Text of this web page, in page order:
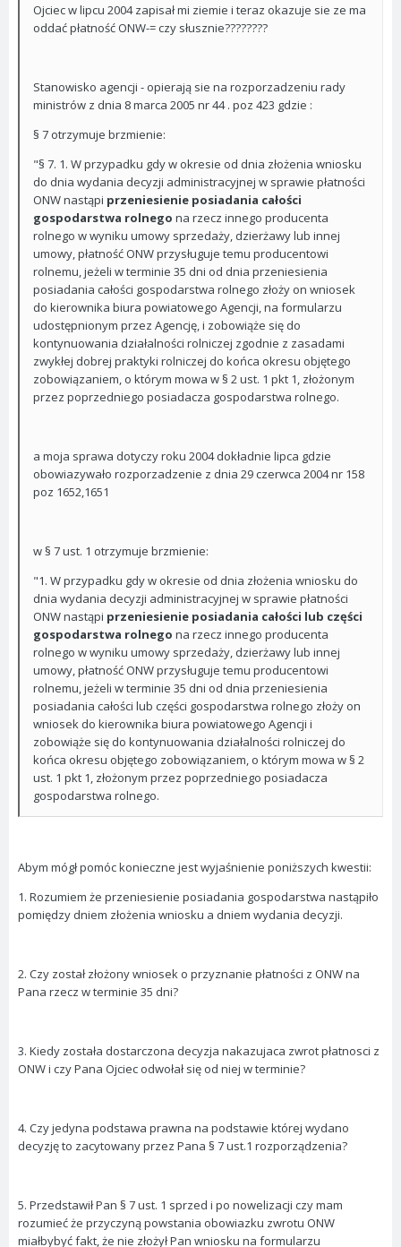
Ojciec w lipcu 2004 zapisał mi ziemie i teraz okazuje sie ze ma
oddać płatność ONW-= czy słusznie????????
Stanowisko agencji - opierają sie na rozporzadzeniu rady
ministrów z dnia 8 marca 2005 nr 44 . poz 423 gdzie :
§ 7 otrzymuje brzmienie:
"§ 7. 1. W przypadku gdy w okresie od dnia złożenia wniosku
do dnia wydania decyzji administracyjnej w sprawie płatności
ONW nastąpi przeniesienie posiadania całości
gospodarstwa rolnego na rzecz innego producenta
rolnego w wyniku umowy sprzedaży, dzierżawy lub innej
umowy, płatność ONW przysługuje temu producentowi
rolnemu, jeżeli w terminie 35 dni od dnia przeniesienia
posiadania całości gospodarstwa rolnego złoży on wniosek
do kierownika biura powiatowego Agencji, na formularzu
udostępnionym przez Agencję, i zobowiąże się do
kontynuowania działalności rolniczej zgodnie z zasadami
zwykłej dobrej praktyki rolniczej do końca okresu objętego
zobowiązaniem, o którym mowa w § 2 ust. 1 pkt 1, złożonym
przez poprzedniego posiadacza gospodarstwa rolnego.
a moja sprawa dotyczy roku 2004 dokładnie lipca gdzie
obowiazywało rozporzadzenie z dnia 29 czerwca 2004 nr 158
poz 1652,1651
w § 7 ust. 1 otrzymuje brzmienie:
"1. W przypadku gdy w okresie od dnia złożenia wniosku do
dnia wydania decyzji administracyjnej w sprawie płatności
ONW nastąpi przeniesienie posiadania całości lub części
gospodarstwa rolnego na rzecz innego producenta
rolnego w wyniku umowy sprzedaży, dzierżawy lub innej
umowy, płatność ONW przysługuje temu producentowi
rolnemu, jeżeli w terminie 35 dni od dnia przeniesienia
posiadania całości lub części gospodarstwa rolnego złoży on
wniosek do kierownika biura powiatowego Agencji i
zobowiąże się do kontynuowania działalności rolniczej do
końca okresu objętego zobowiązaniem, o którym mowa w § 2
ust. 1 pkt 1, złożonym przez poprzedniego posiadacza
gospodarstwa rolnego.
Abym mógł pomóc konieczne jest wyjaśnienie poniższych kwestii:
1. Rozumiem że przeniesienie posiadania gospodarstwa nastąpiło
pomiędzy dniem złożenia wniosku a dniem wydania decyzji.
2. Czy został złożony wniosek o przyznanie płatności z ONW na
Pana rzecz w terminie 35 dni?
3. Kiedy została dostarczona decyzja nakazujaca zwrot płatnosci z
ONW i czy Pana Ojciec odwołał się od niej w terminie?
4. Czy jedyna podstawa prawna na podstawie której wydano
decyzję to zacytowany przez Pana § 7 ust.1 rozporządzenia?
5. Przedstawił Pan § 7 ust. 1 sprzed i po nowelizacji czy mam
rozumieć że przyczyną powstania obowiazku zwrotu ONW
miałbybyć fakt, że nie złożył Pan wniosku na formularzu